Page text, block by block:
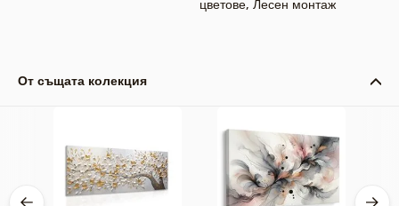
цветове, Лесен монтаж
От същата колекция